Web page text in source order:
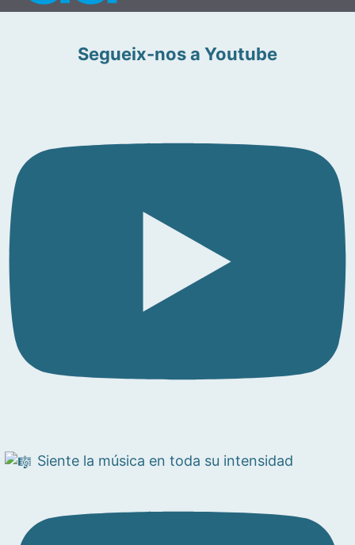
Segueix-nos a Youtube
Siente la música en toda su intensidad